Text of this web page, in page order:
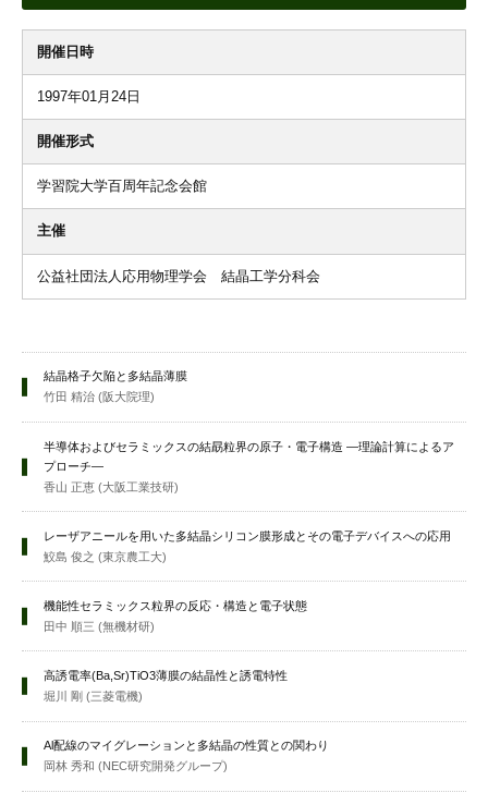
開催日時
1997年01月24日
開催形式
学習院大学百周年記念会館
主催
公益社団法人応用物理学会 結晶工学分科会
結晶格子欠陥と多結晶薄膜
竹田 精治 (阪大院理)
半導体およびセラミックスの結勗粒界の原子・電子構造 —理論計算によるア
プローチ—
香山 正恵 (大阪工業技研)
レーザアニールを用いた多結晶シリコン膜形成とその電子デバイスへの応用
鮫島 俊之 (東京農工大)
機能性セラミックス粒界の反応・構造と電子状態
田中 順三 (無機材研)
高誘電率(Ba,Sr)TiO3薄膜の結晶性と誘電特性
堀川 剛 (三菱電機)
Al配線のマイグレーションと多結晶の性質との関わり
岡林 秀和 (NEC研究開発グループ)